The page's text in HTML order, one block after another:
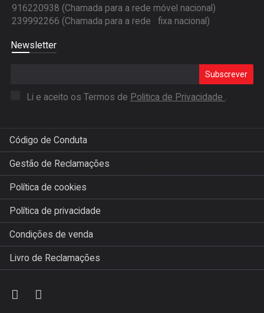
916220938 (Chamada para a rede móvel nacional)
239992266 (Chamada para a rede fixa nacional)
Newsletter
Subscrever
Li e aceito os Termos de Politica de Privacidade .
Código de Conduta
Gestão de Reclamações
Política de cookies
Política de privacidade
Condições de venda
Livro de Reclamações